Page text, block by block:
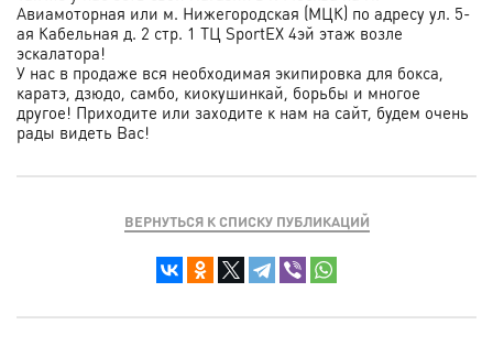
Авиамоторная или м. Нижегородская (МЦК) по адресу ул. 5-
ая Кабельная д. 2 стр. 1 ТЦ SportEX 4эй этаж возле
эскалатора!
У нас в продаже вся необходимая экипировка для бокса,
каратэ, дзюдо, самбо, киокушинкай, борьбы и многое
другое! Приходите или заходите к нам на сайт, будем очень
рады видеть Вас!
ВЕРНУТЬСЯ К СПИСКУ ПУБЛИКАЦИЙ